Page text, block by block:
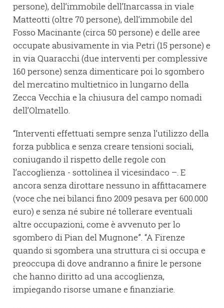
persone), dell’immobile dell’Inarcassa in viale
Matteotti (oltre 70 persone), dell’immobile del
Fosso Macinante (circa 50 persone) e delle aree
occupate abusivamente in via Petri (15 persone) e
in via Quaracchi (due interventi per complessive
160 persone) senza dimenticare poi lo sgombero
del mercatino multietnico in lungarno della
Zecca Vecchia e la chiusura del campo nomadi
dell’Olmatello.
“Interventi effettuati sempre senza l’utilizzo della
forza pubblica e senza creare tensioni sociali,
coniugando il rispetto delle regole con
l’accoglienza - sottolinea il vicesindaco –. E
ancora senza dirottare nessuno in affittacamere
(voce che nei bilanci fino 2009 pesava per 600.000
euro) e senza né subire né tollerare eventuali
altre occupazioni, come è avvenuto per lo
sgombero di Pian del Mugnone”. “A Firenze
quando si sgombera una struttura ci si occupa e
preoccupa di dove andranno a finire le persone
che hanno diritto ad una accoglienza,
impiegando risorse umane e finanziarie.